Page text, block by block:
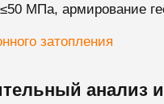
МПа, армирование
затопления
анализ